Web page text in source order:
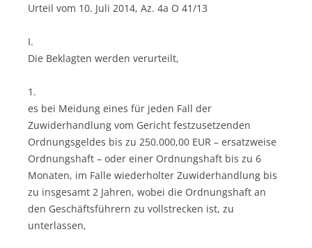
Urteil vom 10. Juli 2014, Az. 4a O 41/13
I.
Die Beklagten werden verurteilt,
1.
es bei Meidung eines für jeden Fall der
Zuwiderhandlung vom Gericht festzusetzenden
Ordnungsgeldes bis zu 250.000,00 EUR – ersatzweise
Ordnungshaft – oder einer Ordnungshaft bis zu 6
Monaten, im Falle wiederholter Zuwiderhandlung bis
zu insgesamt 2 Jahren, wobei die Ordnungshaft an
den Geschäftsführern zu vollstrecken ist, zu
unterlassen,